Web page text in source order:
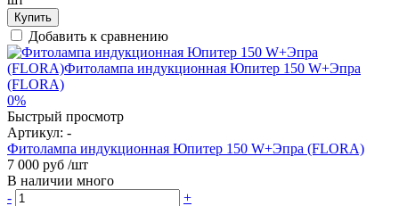
Купить
Добавить к сравнению
0%
Быстрый просмотр
Артикул: -
Фитолампа индукционная Юпитер 150 W+Эпра (FLORA)
7 000 руб /шт
В наличии много
-
+